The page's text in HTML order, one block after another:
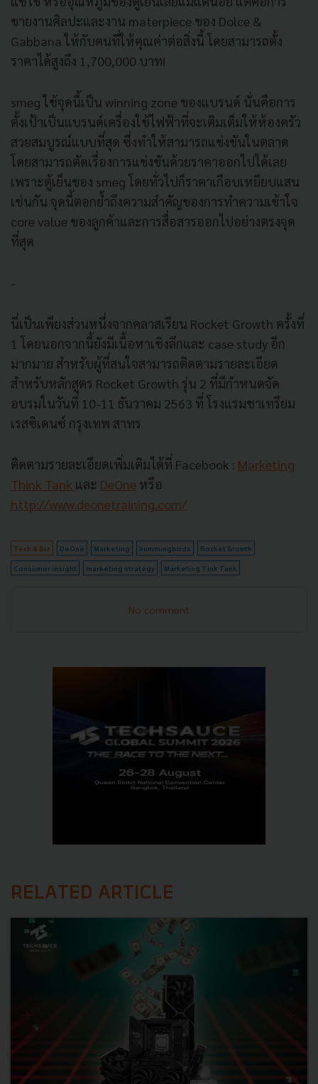
ขายงานศิลปะและงาน materpiece ของ Dolce &
Gabbana ให้กับคนที่ให้คุณค่าต่อสิ่งนี้ โดยสามารถตั้ง
ราคาได้สูงถึง 1,700,000 บาท!
smeg ใช้จุดนี้เป็น winning zone ของแบรนด์ นั่นคือการ
ตั้งเป้าเป็นแบรนด์เครื่องใช้ไฟฟ้าที่จะเติมเต็มให้ห้องครัว
สวยสมบูรณ์แบบที่สุด ซึ่งทำให้สามารถแข่งขันในตลาด
โดยสามารถตัดเรื่องการแข่งขันด้วยราคาออกไปได้เลย
เพราะตู้เย็นของ smeg โดยทั่วไปก็ราคาเกือบเหยียบแสน
เช่นกัน จุดนี้ตอกย้ำถึงความสำคัญของการทำความเข้าใจ
core value ของลูกค้าและการสื่อสารออกไปอย่างตรงจุด
ที่สุด
-
นี่เป็นเพียงส่วนหนึ่งจากคลาสเรียน Rocket Growth ครั้งที่
1 โดยนอกจากนี้ยังมีเนื้อหาเชิงลึกและ case study อีก
มากมาย สำหรับผู้ที่สนใจสามารถติดตามรายละเอียด
สำหรับหลักสูตร Rocket Growth รุ่น 2 ที่มีกำหนดจัด
อบรมในวันที่ 10-11 ธันวาคม 2563 ที่ โรงแรมชาเทรียม
เรสซิเดนซ์ กรุงเทพ สาทร
ติดตามรายละเอียดเพิ่มเติมได้ที่ Facebook : Marketing
Think Tank และ DeOne หรือ
http://www.deonetraining.com/
Tech & Biz DeOne Marketing hummingbirds Rocket Growth
Consumer insight marketing strategy Marketing Tink Tank
No comment
RELATED ARTICLE